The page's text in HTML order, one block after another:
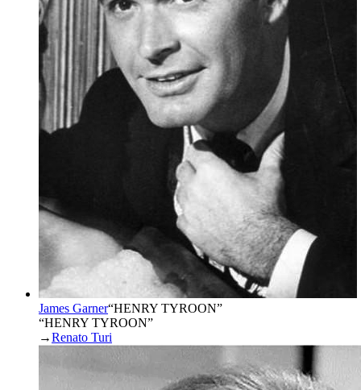
James Garner“HENRY TYROON”
“HENRY TYROON”
→Renato Turi